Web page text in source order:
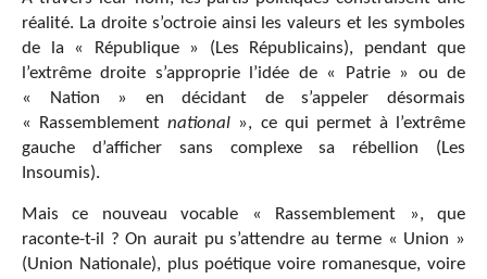
réalité. La droite s’octroie ainsi les valeurs et les symboles
de la « République » (Les Républicains), pendant que
l’extrême droite s’approprie l’idée de « Patrie » ou de
« Nation » en décidant de s’appeler désormais
« Rassemblementnational », ce qui permet à l’extrême
gauche d’afficher sans complexe sa rébellion (Les
Insoumis).
Mais ce nouveau vocable « Rassemblement », que
raconte-t-il ? On aurait pu s’attendre au terme « Union »
(Union Nationale), plus poétique voire romanesque, voire